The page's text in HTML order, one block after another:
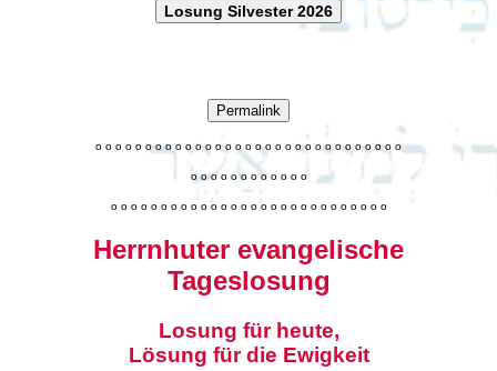
Losung Silvester 2026
Permalink
o o o o o o o o o o o o o o o o o o o o o o o o o o o o o o o
o o o o o o o o o o o o
o o o o o o o o o o o o o o o o o o o o o o o o o o o o
Herrnhuter evangelische
Tageslosung
Losung für heute,
Lösung für die Ewigkeit